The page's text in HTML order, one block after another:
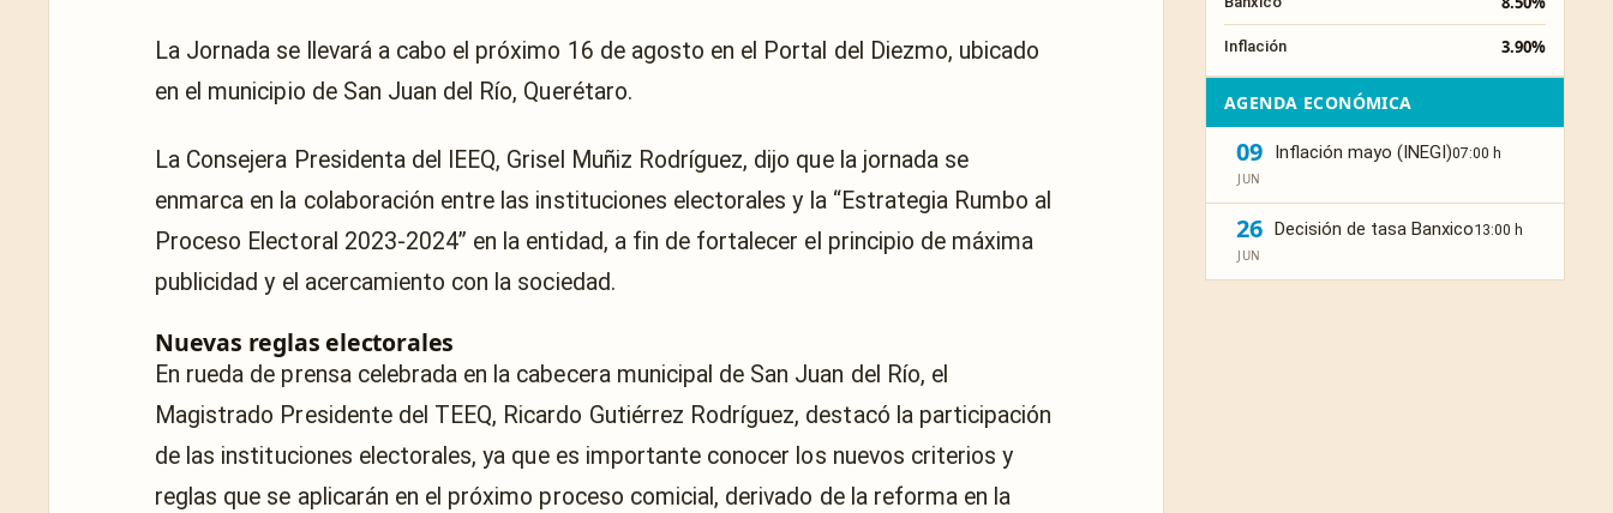
La Jornada se llevará a cabo el próximo 16 de agosto en el Portal del Diezmo, ubicado
en el municipio de San Juan del Río, Querétaro.
La Consejera Presidenta del IEEQ, Grisel Muñiz Rodríguez, dijo que la jornada se
enmarca en la colaboración entre las instituciones electorales y la “Estrategia Rumbo al
Proceso Electoral 2023-2024” en la entidad, a fin de fortalecer el principio de máxima
publicidad y el acercamiento con la sociedad.
Nuevas reglas electorales
En rueda de prensa celebrada en la cabecera municipal de San Juan del Río, el
Magistrado Presidente del TEEQ, Ricardo Gutiérrez Rodríguez, destacó la participación
de las instituciones electorales, ya que es importante conocer los nuevos criterios y
reglas que se aplicarán en el próximo proceso comicial, derivado de la reforma en la
Inflación 3.90%
AGENDA ECONÓMICA
09
JUN
Inflación mayo (INEGI)07:00 h
26
JUN
Decisión de tasa Banxico13:00 h